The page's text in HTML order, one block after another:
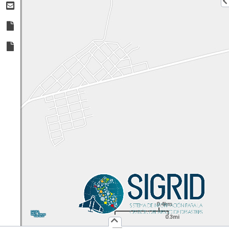
1:18,056
UTM
X:
Y:
Usuario :
PUBLICO
Iniciar Sesión
0.4km
0.3mi